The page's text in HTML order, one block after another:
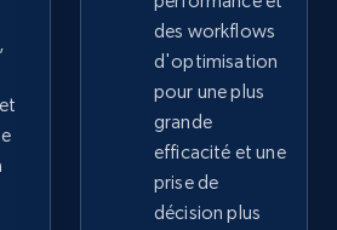
- Gather data on products
code, Model number,
name, Manufacturer,
des workflows
d'optimisation
pour une plus
grande
efficacité et une
prise de
décision plus